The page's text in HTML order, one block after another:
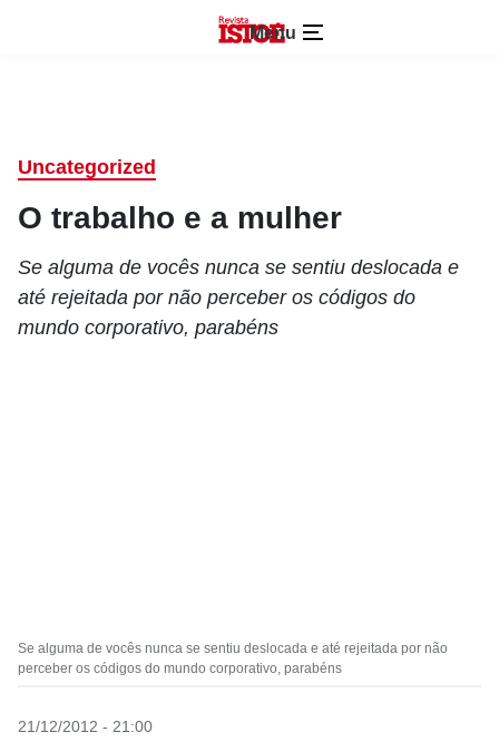
Menu
Uncategorized
O trabalho e a mulher
Se alguma de vocês nunca se sentiu deslocada e
até rejeitada por não perceber os códigos do
mundo corporativo, parabéns
Se alguma de vocês nunca se sentiu deslocada e até rejeitada por não
perceber os códigos do mundo corporativo, parabéns
21/12/2012 - 21:00